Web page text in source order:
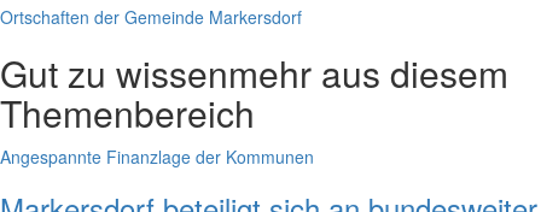
Ortschaften der Gemeinde Markersdorf
Gut zu wissenmehr aus diesem
Themenbereich
Angespannte Finanzlage der Kommunen